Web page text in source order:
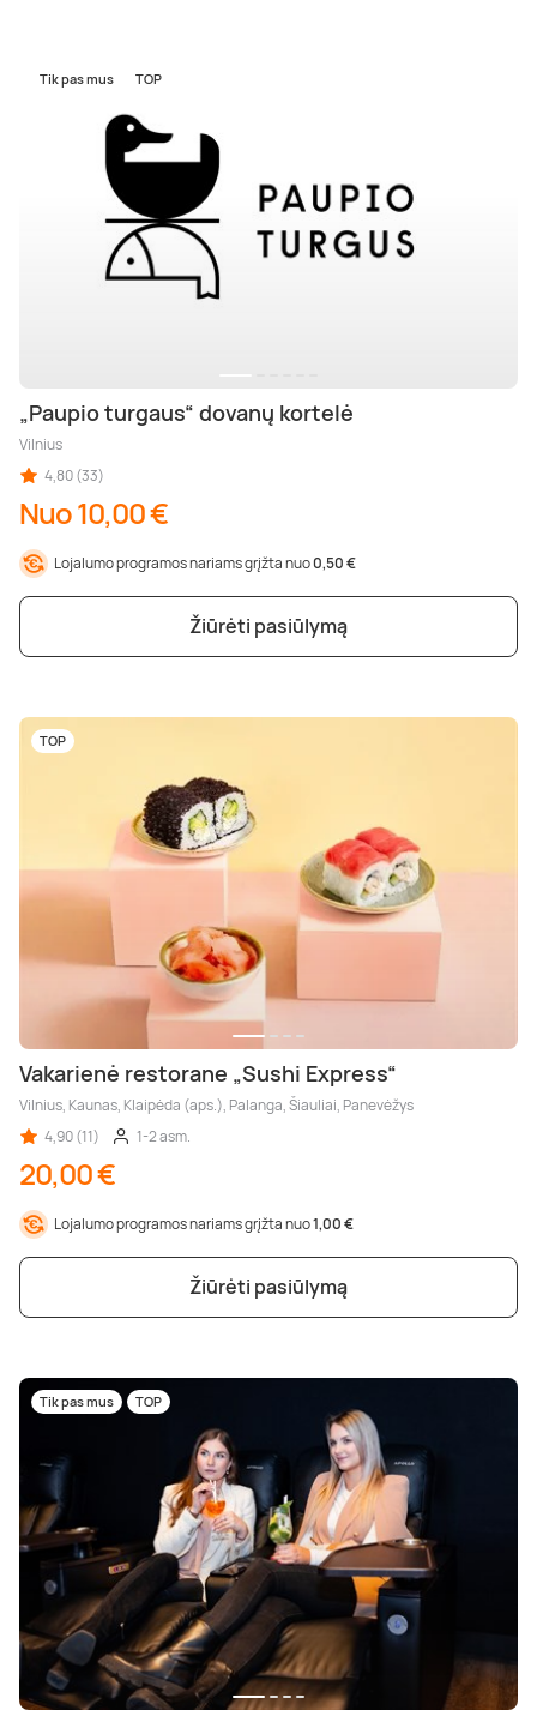
Tik pas mus TOP
„Paupio turgaus“ dovanų kortelė
Vilnius
4,80 (33)
Nuo 10,00 €
Lojalumo programos nariams grįžta nuo0,50 €
Žiūrėti pasiūlymą
TOP
Vakarienė restorane „Sushi Express“
Vilnius, Kaunas, Klaipėda (aps.), Palanga, Šiauliai, Panevėžys
4,90 (11)
1-2 asm.
20,00 €
Lojalumo programos nariams grįžta nuo1,00 €
Žiūrėti pasiūlymą
Tik pas mus TOP